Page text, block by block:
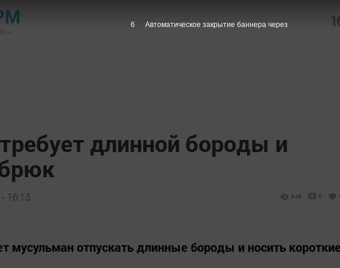
длинной бороды и
16:13 946 0
мусульман отпускать длинные бороды и носить
5 Автоматическое закрытие баннера через